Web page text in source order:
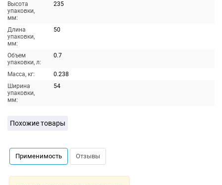
Высота
упаковки,
мм:
235
Длина
упаковки,
мм:
50
Объем
упаковки, л:
0.7
Масса, кг:
0.238
Ширина
упаковки,
мм:
54
Похожие товары
Применимость Отзывы